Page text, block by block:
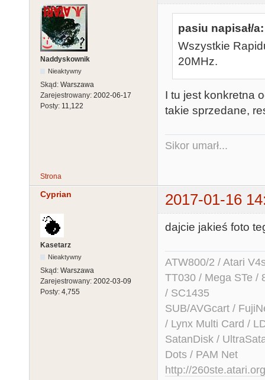
Naddyskownik
Nieaktywny
Skąd: Warszawa
Zarejestrowany: 2002-06-17
Posty: 11,122
pasiu napisał/a:
Wszystkie
20MHz.
I tu jest konkretna
takie sprzedane,
Sikor umarł...
Strona
Cyprian 2017-01-16
Kasetarz
Nieaktywny
Skąd: Warszawa
Zarejestrowany: 2002-03-09
Posty: 4,755
dajcie jakieś foto
ATW800/2 / Atari
TT030 / Mega STe /
/ SC1435
SUB/AVGcart /
/ Lynx Multi Card /
SatanDisk /
Dots / PAM Net
http://260ste.atari.org